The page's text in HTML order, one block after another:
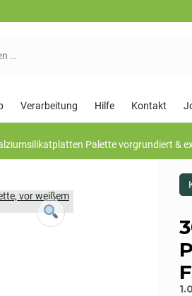
Verarbeitung Hilfe Kontakt
Palette vorgrundiert &